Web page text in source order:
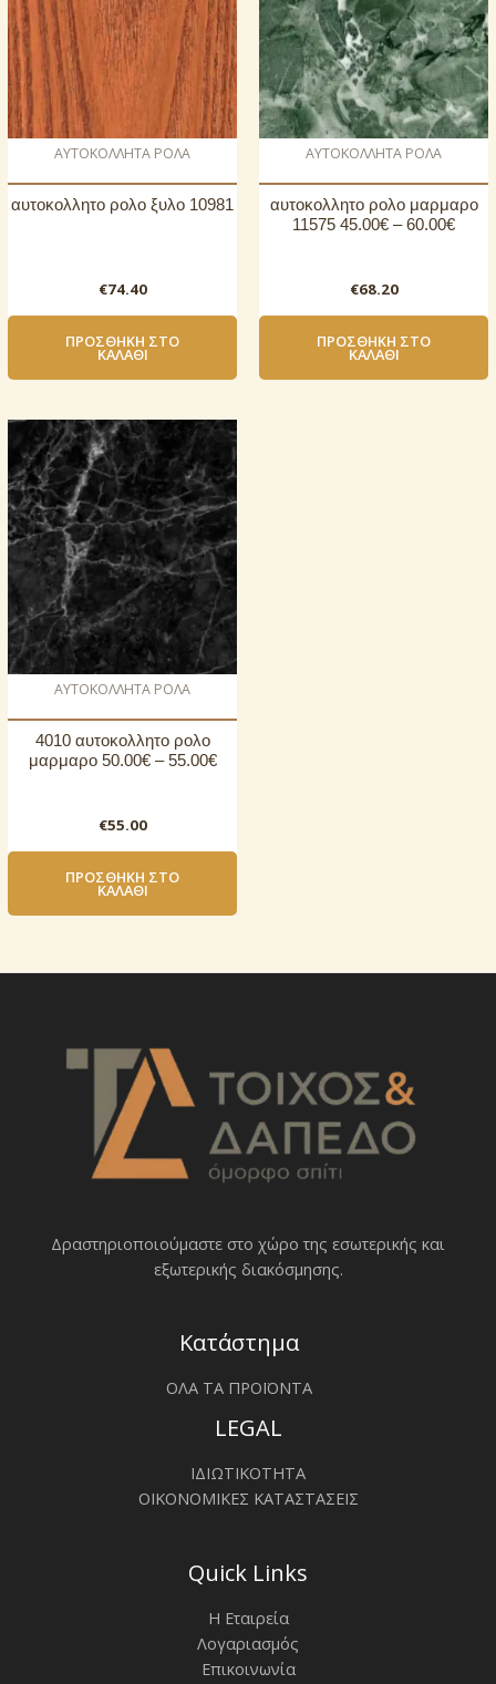
AΥΤΟΚΟΛΛΗΤΑ ΡΟΛΑ
αυτοκoλλητο ρολo ξυλο 10981
€74.40
ΠΡΟΣΘΉΚΗ ΣΤΟ
ΚΑΛΆΘΙ
AΥΤΟΚΟΛΛΗΤΑ ΡΟΛΑ
αυτοκoλλητο ρολo μαρμαρο
11575 45.00€ – 60.00€
€68.20
ΠΡΟΣΘΉΚΗ ΣΤΟ
ΚΑΛΆΘΙ
AΥΤΟΚΟΛΛΗΤΑ ΡΟΛΑ
4010 αυτοκoλλητο ρολο
μαρμαρο 50.00€ – 55.00€
€55.00
ΠΡΟΣΘΉΚΗ ΣΤΟ
ΚΑΛΆΘΙ
Δραστηριοποιoύμαστε στο χώρο της εσωτερικής και
εξωτερικής διακόσμησης.
Κατάστημα
ΟΛΑ ΤΑ ΠΡΟΪΟΝΤΑ
LEGAL
ΙΔΙΩΤΙΚΟΤΗΤΑ
ΟΙΚΟΝΟΜΙΚΕΣ ΚΑΤΑΣΤΑΣΕΙΣ
Quick Links
Η Εταιρεία
Λογαριασμός
Επικοινωνία